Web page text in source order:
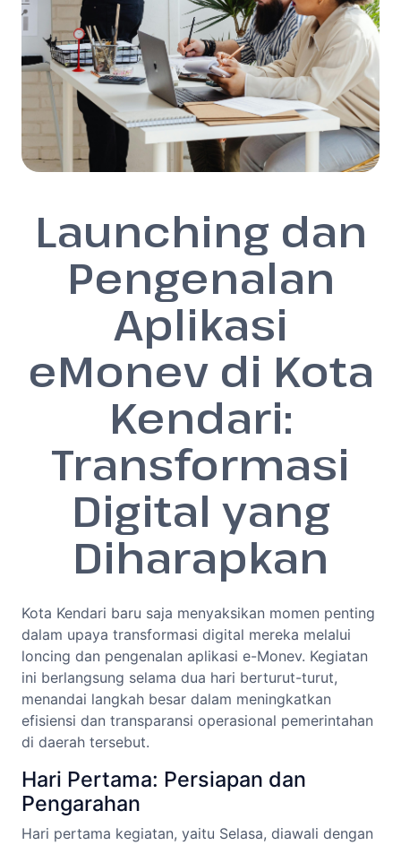
Launching dan
Pengenalan
Aplikasi
eMonev di Kota
Kendari:
Transformasi
Digital yang
Diharapkan
Kota Kendari baru saja menyaksikan momen penting
dalam upaya transformasi digital mereka melalui
loncing dan pengenalan aplikasi e-Monev. Kegiatan
ini berlangsung selama dua hari berturut-turut,
menandai langkah besar dalam meningkatkan
efisiensi dan transparansi operasional pemerintahan
di daerah tersebut.
Hari Pertama: Persiapan dan
Pengarahan
Hari pertama kegiatan, yaitu Selasa, diawali dengan